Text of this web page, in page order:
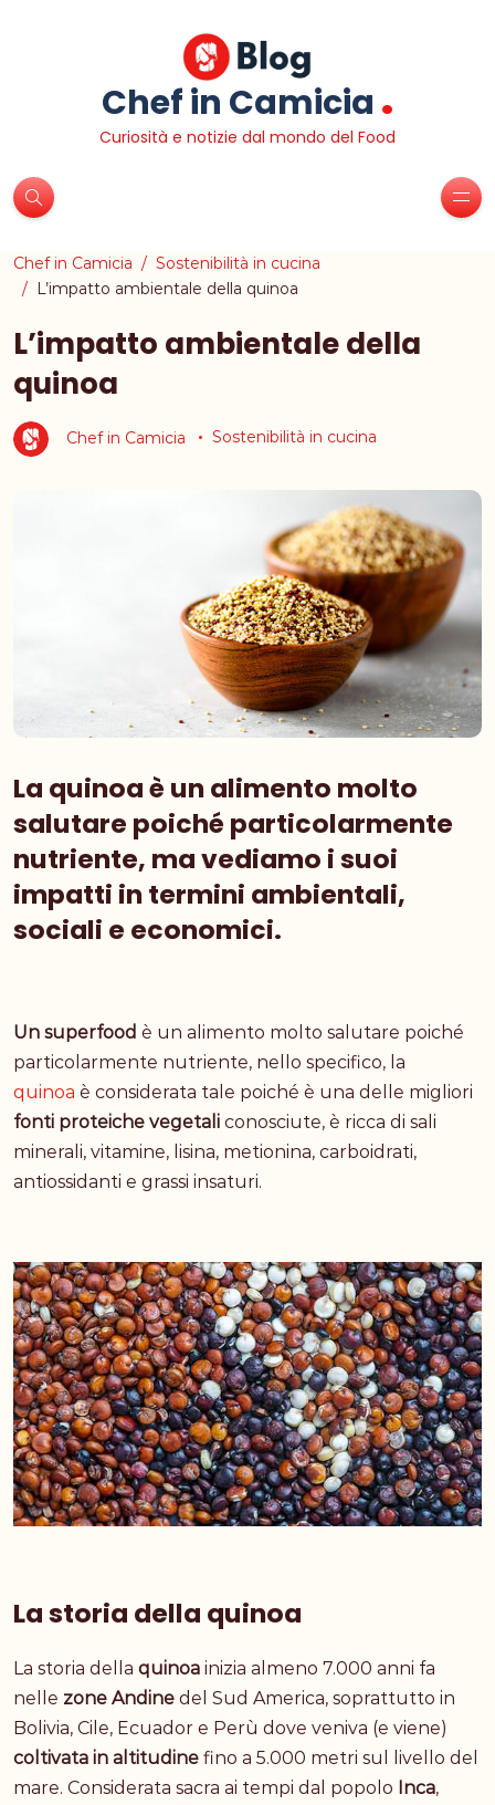
Chef in Camicia .
Curiosità e notizie dal mondo del Food
Chef in Camicia
Sostenibilità in cucina
L’impatto ambientale della quinoa
L’impatto ambientale della
quinoa
Chef in Camicia Sostenibilità in cucina
La quinoa è un alimento molto
salutare poiché particolarmente
nutriente, ma vediamo i suoi
impatti in termini ambientali,
sociali e economici.
Un superfood è un alimento molto salutare poiché
particolarmente nutriente, nello specifico, la
quinoa è considerata tale poiché è una delle migliori
fonti proteiche vegetali conosciute, è ricca di sali
minerali, vitamine, lisina, metionina, carboidrati,
antiossidanti e grassi insaturi.
La storia della quinoa
La storia della quinoa inizia almeno 7.000 anni fa
nelle zone Andine del Sud America, soprattutto in
Bolivia, Cile, Ecuador e Perù dove veniva (e viene)
coltivata in altitudine fino a 5.000 metri sul livello del
mare. Considerata sacra ai tempi dal popolo Inca,